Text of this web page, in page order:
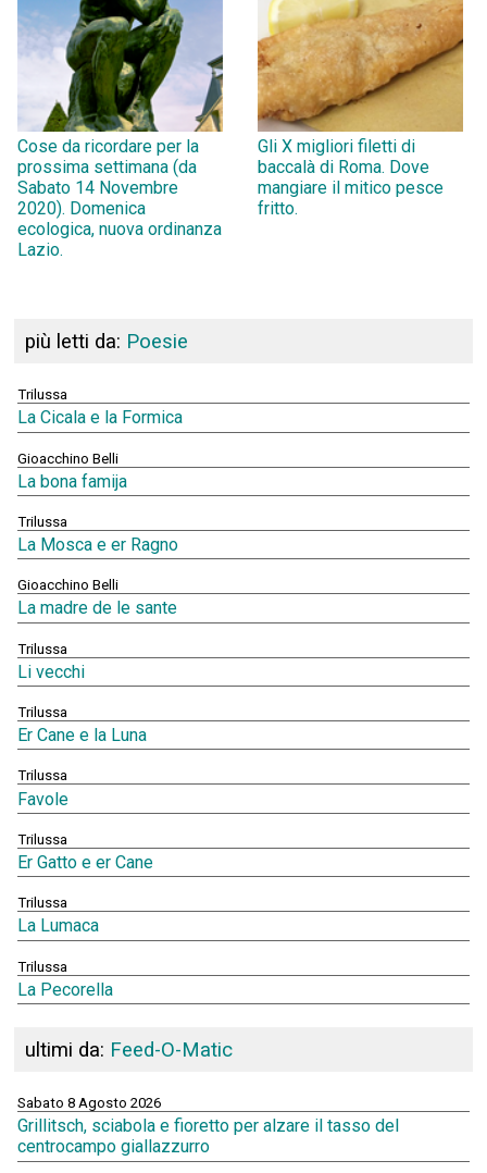
Cose da ricordare per la
prossima settimana (da
Sabato 14 Novembre
2020). Domenica
ecologica, nuova ordinanza
Lazio.
Gli X migliori filetti di
baccalà di Roma. Dove
mangiare il mitico pesce
fritto.
più letti da: Poesie
Trilussa
La Cicala e la Formica
Gioacchino Belli
La bona famija
Trilussa
La Mosca e er Ragno
Gioacchino Belli
La madre de le sante
Trilussa
Li vecchi
Trilussa
Er Cane e la Luna
Trilussa
Favole
Trilussa
Er Gatto e er Cane
Trilussa
La Lumaca
Trilussa
La Pecorella
ultimi da: Feed-O-Matic
Sabato 8 Agosto 2026
Grillitsch, sciabola e fioretto per alzare il tasso del
centrocampo giallazzurro